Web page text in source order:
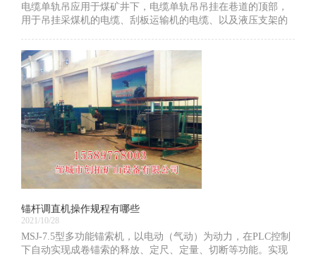
电缆单轨吊应用于煤矿井下，电缆单轨吊吊挂在巷道的顶部，
用于吊挂采煤机的电缆、刮板运输机的电缆、以及液压支架的
需要哪些维护
锚杆调直机操作规程有哪些
2021/10/28
MSJ-7.5型多功能锚索机，以电动（气动）为动力，在PLC控制
下自动实现成卷锚索的释放、定尺、定量、切断等功能。实现